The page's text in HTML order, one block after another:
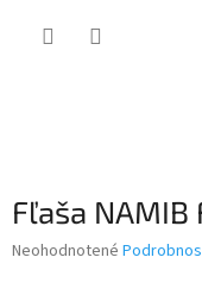
Fľaša NAMIB
Priemerné
Neohodnotené